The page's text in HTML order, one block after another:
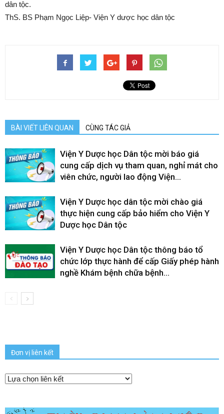
dân tộc.
ThS. BS Phạm Ngọc Liệp- Viện Y dược học dân tộc
BÀI VIẾT LIÊN QUAN CÙNG TÁC GIẢ
Viện Y Dược học Dân tộc mời báo giá
cung cấp dịch vụ tham quan, nghỉ mát cho
viên chức, người lao động Viện...
Viện Y Dược học dân tộc mời chào giá
thực hiện cung cấp bảo hiểm cho Viện Y
Dược học Dân tộc
Viện Y Dược học Dân tộc thông báo tổ
chức lớp thực hành để cấp Giấy phép hành
nghề Khám bệnh chữa bệnh...
Đơn vị liên kết